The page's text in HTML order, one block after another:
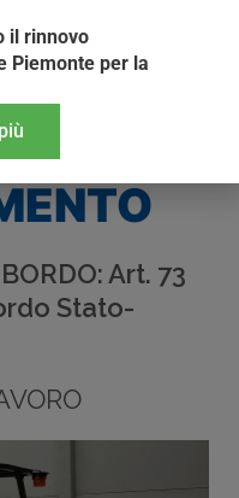
Art. 73
Stato-
il rinnovo
Piemonte per la